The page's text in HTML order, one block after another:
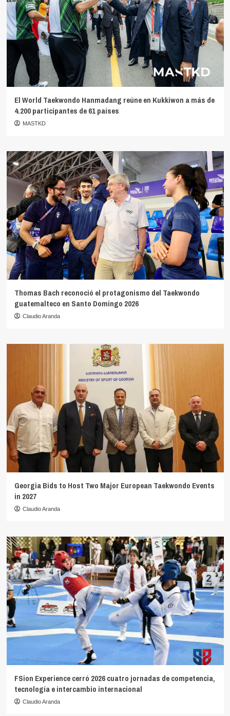
El World Taekwondo Hanmadang reúne en Kukkiwon a más de
4.200 participantes de 61 países
MASTKD
Thomas Bach reconoció el protagonismo del Taekwondo
guatemalteco en Santo Domingo 2026
Claudio Aranda
Georgia Bids to Host Two Major European Taekwondo Events
in 2027
Claudio Aranda
FSion Experience cerró 2026 cuatro jornadas de competencia,
tecnología e intercambio internacional
Claudio Aranda